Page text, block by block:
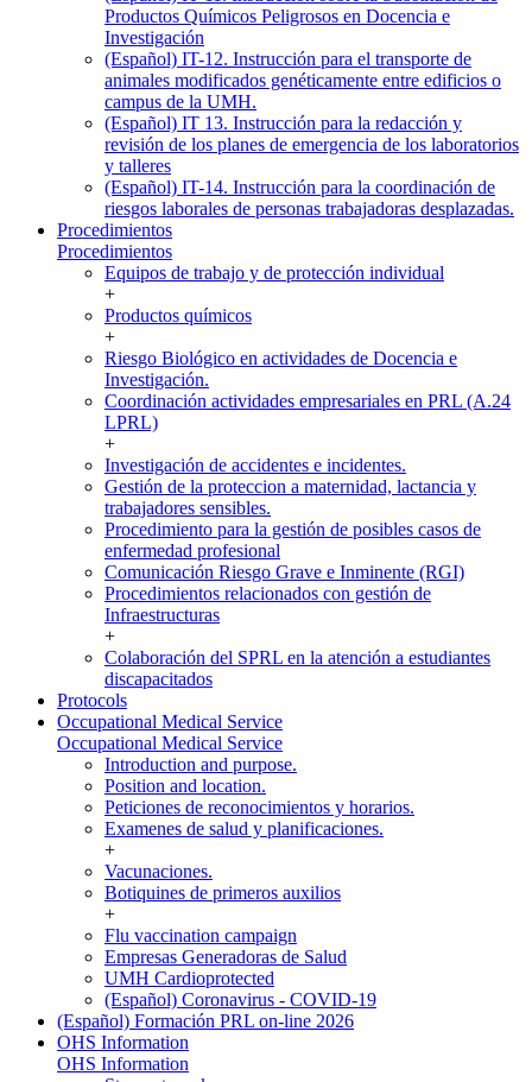
Productos Químicos Peligrosos en Docencia e
Investigación
(Español) IT-12. Instrucción para el transporte de
animales modificados genéticamente entre edificios o
campus de la UMH.
(Español) IT 13. Instrucción para la redacción y
revisión de los planes de emergencia de los laboratorios
y talleres
(Español) IT-14. Instrucción para la coordinación de
riesgos laborales de personas trabajadoras desplazadas.
Procedimientos
Procedimientos
Equipos de trabajo y de protección individual
+
Productos químicos
+
Riesgo Biológico en actividades de Docencia e
Investigación.
Coordinación actividades empresariales en PRL (A.24
LPRL)
+
Investigación de accidentes e incidentes.
Gestión de la proteccion a maternidad, lactancia y
trabajadores sensibles.
Procedimiento para la gestión de posibles casos de
enfermedad profesional
Comunicación Riesgo Grave e Inminente (RGI)
Procedimientos relacionados con gestión de
Infraestructuras
+
Colaboración del SPRL en la atención a estudiantes
discapacitados
Protocols
Occupational Medical Service
Occupational Medical Service
Introduction and purpose.
Position and location.
Peticiones de reconocimientos y horarios.
Examenes de salud y planificaciones.
+
Vacunaciones.
Botiquines de primeros auxilios
+
Flu vaccination campaign
Empresas Generadoras de Salud
UMH Cardioprotected
(Español) Coronavirus - COVID-19
(Español) Formación PRL on-line 2026
OHS Information
OHS Information